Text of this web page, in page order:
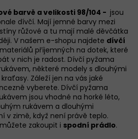
barvě a velikosti 98/104 - jsou
dívčí. Mají jemné barvy mezi
růžové a tu mají malé děvčátka
V našem e-shopu najdete dívčí
příjemných na dotek, které
v nich je radost. Dívčí pyžama
některé modely s dlouhými
Záleží jen na vás jaké
vyberete. Dívčí pyžama
jsou vhodné na horké léto,
rukávem a dlouhými
v zimě, když není právě teplo.
zakoupit i spodní prádlo.